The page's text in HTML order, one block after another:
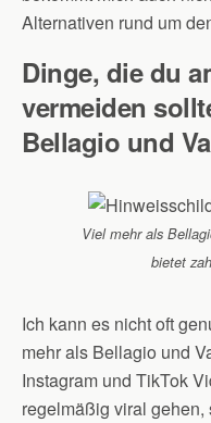
Alternativen rund um
Dinge, die du
vermeiden
Bellagio und
Viel mehr als
bietet
Ich kann es nicht oft
mehr als Bellagio und
Instagram und TikTok
regelmäßig viral